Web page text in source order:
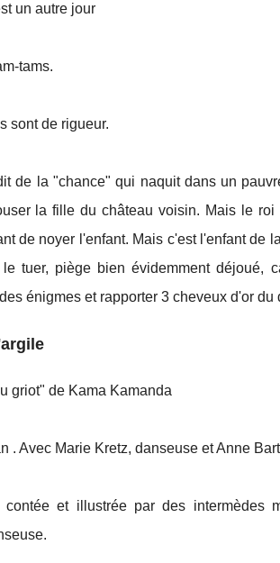
un autre jour
tams.
sont de rigueur.
de la "chance" qui naquit dans un
la fille du château voisin. Mais le
de noyer l'enfant. Mais c'est l'enfant
le tuer, piège bien évidemment déjoué,
énigmes et rapporter 3 cheveux d'or
griot" de Kama Kamanda
. Avec Marie Kretz, danseuse et Anne
contée et illustrée par des intermèdes